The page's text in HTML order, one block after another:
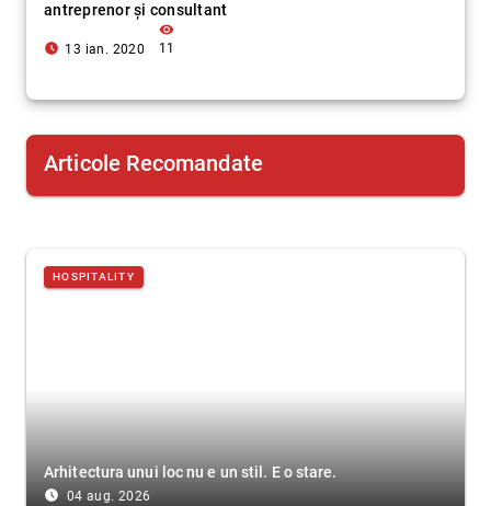
antreprenor și consultant
access_time_filled 13 ian. 2020
visibility
11
Articole Recomandate
HOSPITALITY
Arhitectura unui loc nu e un stil. E o stare.
access_time_filled 04 aug. 2026